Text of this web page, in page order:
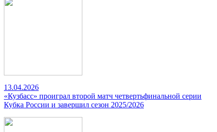
13.04.2026
«Кузбасс» проиграл второй матч четвертьфинальной серии
Кубка России и завершил сезон 2025/2026